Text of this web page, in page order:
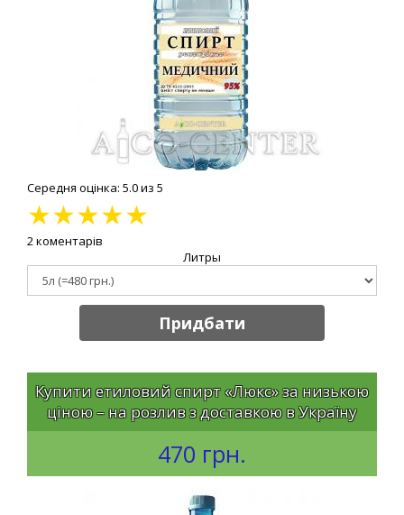
Середня оцінка: 5.0 из 5
★★★★★
2 коментарів
Литры
Придбати
Купити етиловий спирт «Люкс» за низькою
ціною – на розлив з доставкою в Україну
470 грн.